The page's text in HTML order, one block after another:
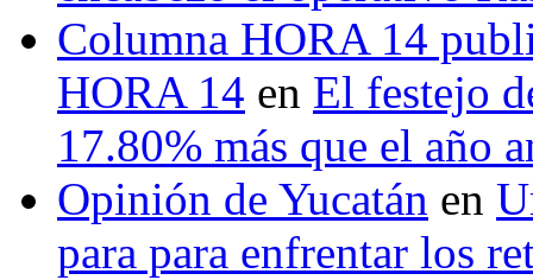
Columna HORA 14
HORA 14 en El festejo
17.80% más que el año
Opinión de Yucatán en
para para enfrentar los